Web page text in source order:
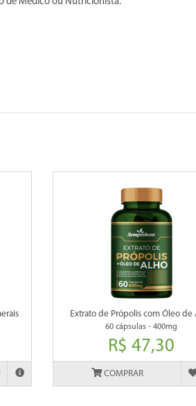
Extrato de Própolis com Óleo de
60 cápsulas - 400mg
R$ 47,30
COMPRAR